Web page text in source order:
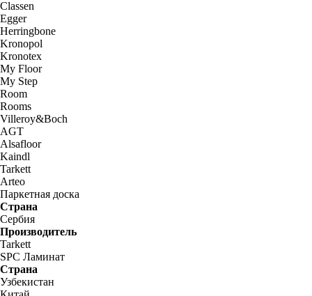
Classen
Egger
Herringbone
Kronopol
Kronotex
My Floor
My Step
Room
Rooms
Villeroy&Boch
AGT
Alsafloor
Kaindl
Tarkett
Arteo
Паркетная доска
Страна
Сербия
Производитель
Tarkett
SPC Ламинат
Страна
Узбекистан